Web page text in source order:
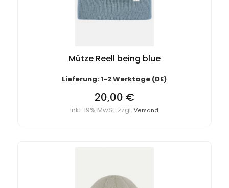
Mütze Reell being blue
Lieferung: 1-2 Werktage (DE)
20,00 €
inkl. 19% MwSt. zzgl.Versand